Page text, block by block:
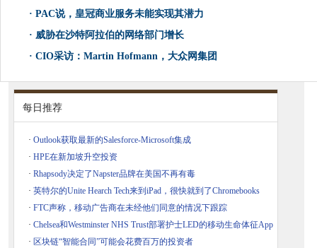
· PAC说，皇冠商业服务未能实现其潜力
· 威胁在沙特阿拉伯的网络部门增长
· CIO采访：Martin Hofmann，大众网集团
每日推荐
· Outlook获取最新的Salesforce-Microsoft集成
· HPE在新加坡升空投资
· Rhapsody决定了Napster品牌在美国不再有毒
· 英特尔的Unite Hearch Tech来到iPad，很快就到了Chromebooks
· FTC声称，移动广告商在未经他们同意的情况下跟踪
· Chelsea和Westminster NHS Trust部署护士LED的移动生命体征App
· 区块链“智能合同”可能会花费百万的投资者